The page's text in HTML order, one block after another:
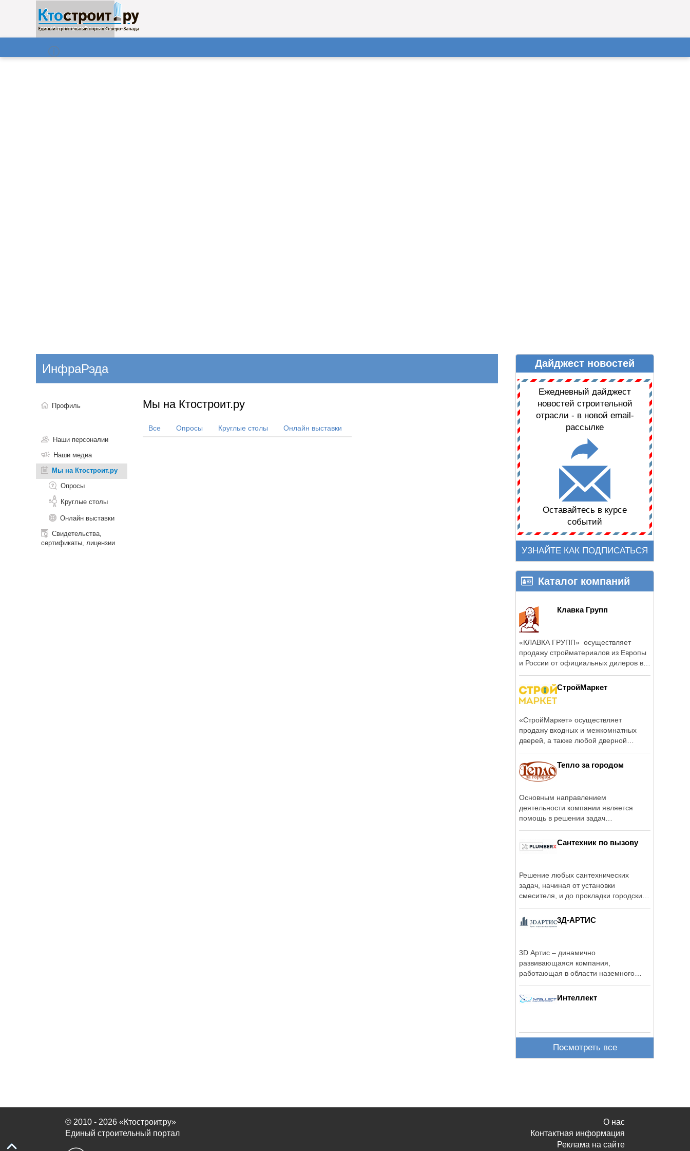
Поиск
НОВОСТИ ДАЙДЖЕСТ НОВОСТЕЙ
ИнфраРэда
Профиль
Наши персоналии
Наши медиа
Мы на Ктостроит.ру
Опросы
Круглые столы
Онлайн выставки
Свидетельства,
сертификаты, лицензии
Мы на Ктостроит.ру
Все Опросы Круглые столы Онлайн выставки
Дайджест новостей
Ежедневный дайджест
новостей строительной
отрасли - в новой email-
рассылке
Оставайтесь в курсе
событий
УЗНАЙТЕ КАК ПОДПИСАТЬСЯ
Каталог компаний
Клавка Групп
«КЛАВКА ГРУПП» осуществляет
продажу стройматериалов из Европы
и России от официальных дилеров в
СтройМаркет
«СтройМаркет» осуществляет
продажу входных и межкомнатных
дверей, а также любой дверной
Тепло за городом
Основным направлением
деятельности компании является
помощь в решении задач
Сантехник по вызову
Решение любых сантехнических
задач, начиная от установки
смесителя, и до прокладки городских
3Д-АРТИС
3D Артис – динамично
развивающаяся компания,
работающая в области наземного
Интеллект
Посмотреть все
© 2010 - 2026 «Ктостроит.ру»
Единый строительный портал
О нас
Контактная информация
Реклама на сайте